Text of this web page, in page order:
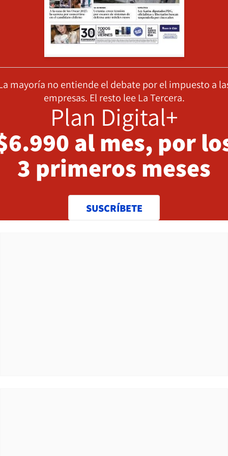
mayoría no entiende el debate por el impuesto a
empresas. El resto lee La Tercera.
Plan Digital+
al mes, por
3 primeros meses
SUSCRÍBETE